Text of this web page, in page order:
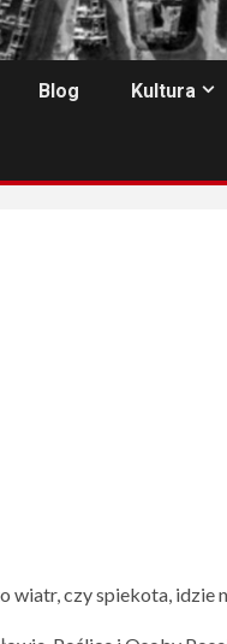
Blog Kultura
wiatr, czy spiekota, idzie